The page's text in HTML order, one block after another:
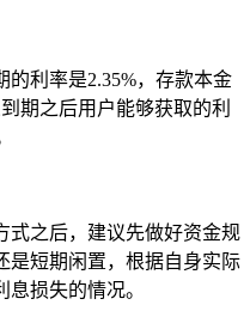
利率是2.35%，存款本金
期之后用户能够获取的利
式之后，建议先做好资金规
是短期闲置，根据自身实际
损失的情况。